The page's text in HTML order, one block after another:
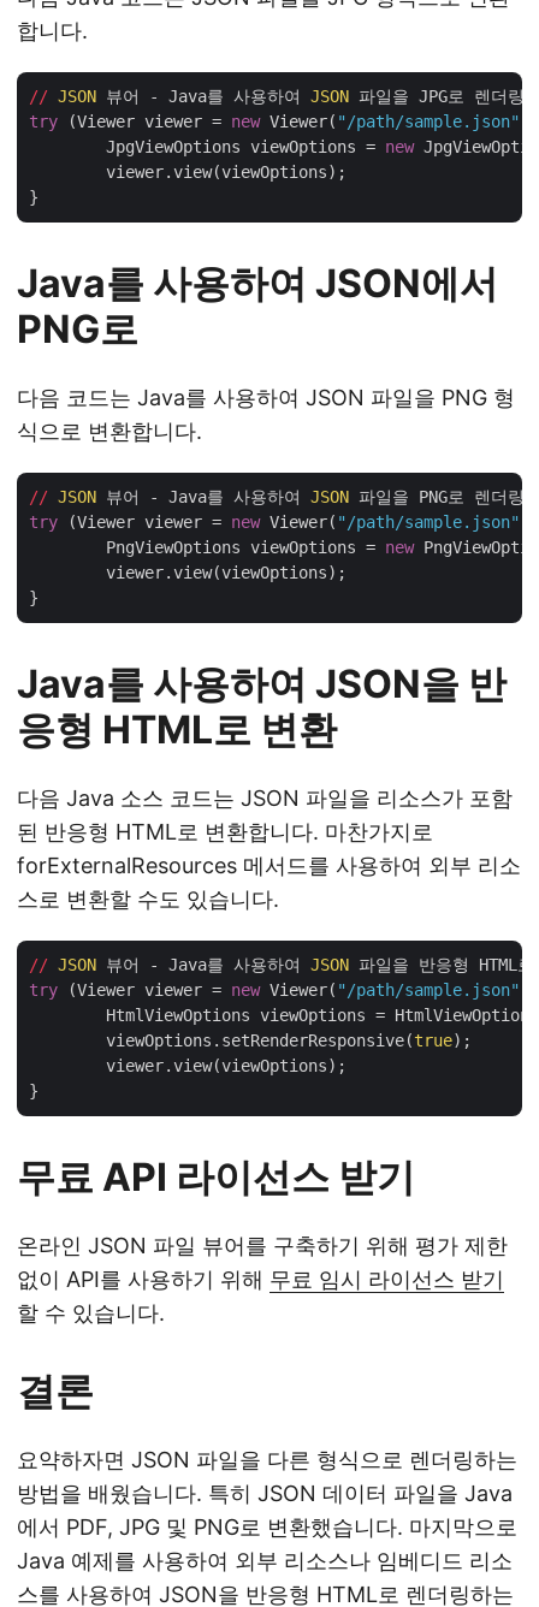
합니다.
// JSON 뷰어 - Java를 사용하여 JSON
try (Viewer viewer = new Viewer( "/path/sample.json"
	JpgViewOptions viewOptions =
new
Java를 사용하여 JSON에서
PNG로
다음 코드는 Java를 사용하여 JSON 파일을 PNG 형
식으로 변환합니다.
// JSON 뷰어 - Java를 사용하여 JSON
try (Viewer viewer = new Viewer( "/path/sample.json"
	PngViewOptions viewOptions =
new
Java를 사용하여 JSON을 반
응형 HTML로 변환
다음 Java 소스 코드는 JSON 파일을 리소스가 포함
된 반응형 HTML로 변환합니다. 마찬가지로
forExternalResources 메서드를 사용하여 외부 리소
스로 변환할 수도 있습니다.
// JSON 뷰어 - Java를 사용하여 JSON
try (Viewer viewer = new Viewer( "/path/sample.json"
HtmlViewOptions viewOptions =
	viewOptions.setRenderResponsive(
true);
무료 API 라이선스 받기
온라인 JSON 파일 뷰어를 구축하기 위해 평가 제한
없이 API를 사용하기 위해 무료 임시 라이선스 받기
할 수 있습니다.
결론
요약하자면 JSON 파일을 다른 형식으로 렌더링하는
방법을 배웠습니다. 특히 JSON 데이터 파일을 Java
에서 PDF, JPG 및 PNG로 변환했습니다. 마지막으로
Java 예제를 사용하여 외부 리소스나 임베디드 리소
스를 사용하여 JSON을 반응형 HTML로 렌더링하는